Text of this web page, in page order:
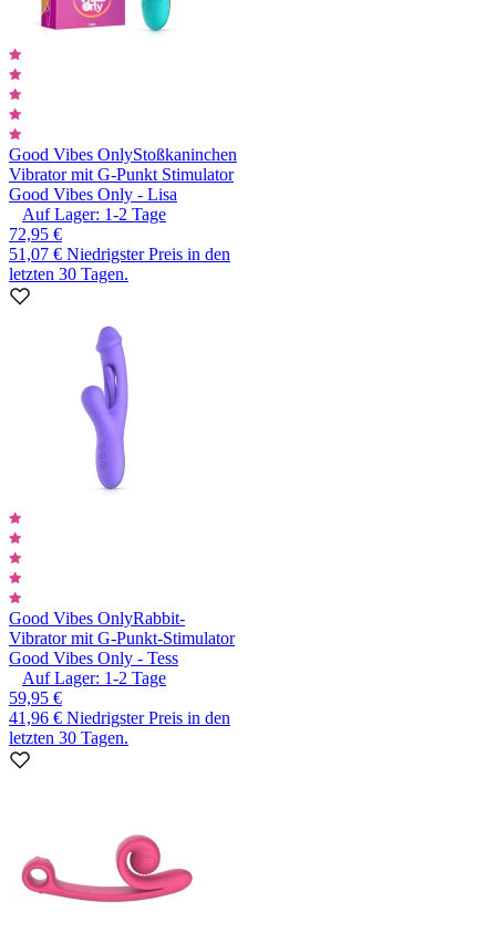
Good Vibes OnlyStoßkaninchen
Vibrator mit G-Punkt Stimulator
Good Vibes Only - Lisa
Auf Lager: 1-2 Tage
72,95 €
51,07 € Niedrigster Preis in den
letzten 30 Tagen.
Good Vibes OnlyRabbit-
Vibrator mit G-Punkt-Stimulator
Good Vibes Only - Tess
Auf Lager: 1-2 Tage
59,95 €
41,96 € Niedrigster Preis in den
letzten 30 Tagen.